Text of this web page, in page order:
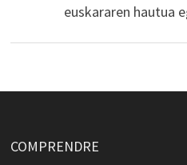
euskararen hautua
COMPRENDRE